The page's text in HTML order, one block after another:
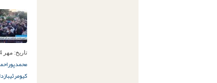
تاریخ: مهر 14ام, 1399
محمدپور
کیومرثی